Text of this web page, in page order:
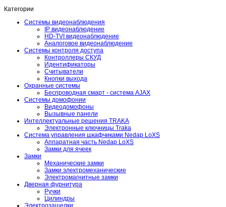
Категории
Системы видеонаблюдения
IP видеонаблюдение
HD-TVI видеонаблюдение
Аналоговое видеонаблюдение
Системы контроля доступа
Контроллеры СКУД
Идентификаторы
Считыватели
Кнопки выхода
Охранные системы
Беспроводная смарт - система AJAX
Системы домофонии
Видеодомофоны
Вызывные панели
Интеллектуальные решения TRAKA
Электронные ключницы Traka
Система управления шкафчиками Nedap LoXS
Аппаратная часть Nedap LoXS
Замки для ячеек
Замки
Механические замки
Замки электромеханические
Электромагнитные замки
Дверная фурнитура
Ручки
Цилиндры
Электрозащелки